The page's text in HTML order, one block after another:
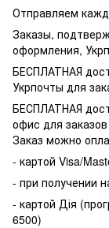
Отправляем
Заказы,
оформления,
БЕСПЛАТНАЯ
Укрпочты для
БЕСПЛАТНАЯ
офис для
Заказ можно
- картой Visa/
- при получении
- картой Дія
6500)